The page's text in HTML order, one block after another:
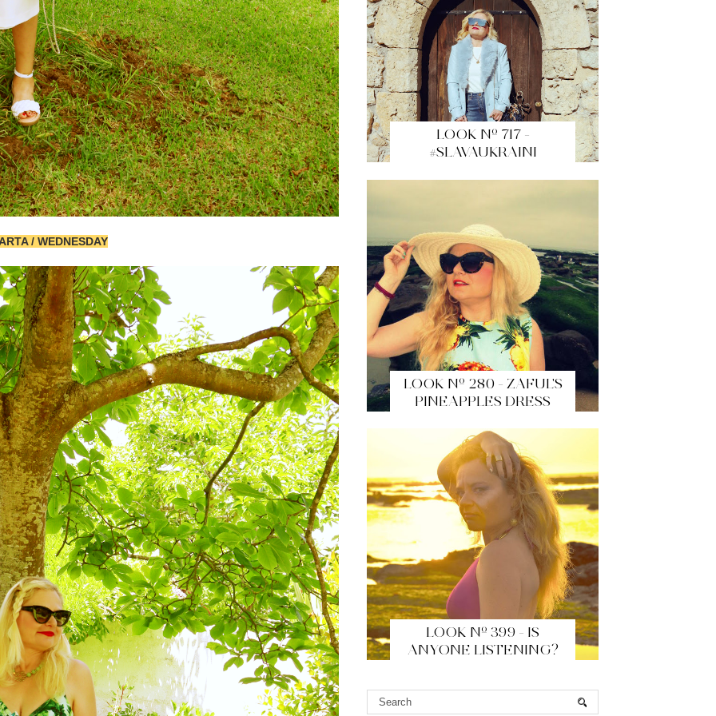
/ WEDNESDAY
LOOK Nº 717 -
#SLAVAUKRAINI
LOOK Nº 280 - ZAFUL'S
PINEAPPLES DRESS
LOOK Nº 399 - IS
ANYONE LISTENING?